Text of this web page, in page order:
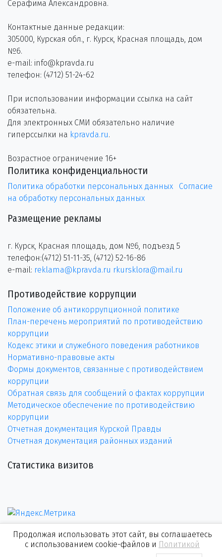
Серафима Александровна.
Контактные данные редакции:
305000, Курская обл., г. Курск, Красная площадь, дом
№6.
e-mail: info@kpravda.ru
телефон: (4712) 51-24-62
При использовании информации ссылка на сайт
обязательна.
Для электронных СМИ обязательно наличие
гиперссылки на kpravda.ru.
Возрастное ограничение 16+
Политика конфиденциальности
Политика обработки персональных данных
Согласие
на обработку персональных данных
Размещение рекламы
г. Курск, Красная площадь, дом №6, подъезд 5
телефон:(4712) 51-11-35, (4712) 52-16-86
e-mail: reklama@kpravda.ru rkursklora@mail.ru
Противодействие коррупции
Положение об антикоррупционной политике
План-перечень мероприятий по противодействию
коррупции
Кодекс этики и служебного поведения работников
Нормативно-правовые акты
Формы документов, связанные с противодействием
коррупции
Обратная связь для сообщений о фактах коррупции
Методическое обеспечение по противодействию
коррупции
Отчетная документация Курской Правды
Отчетная документация районных изданий
Статистика визитов
Продолжая использовать этот сайт, вы соглашаетесь
с использованием cookie-файлов и Политикой